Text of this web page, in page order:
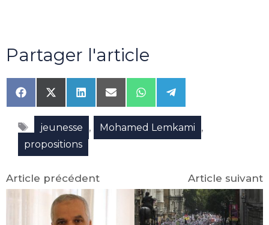
Partager l'article
Share
on
Facebook
Share
on
X
(Twitter)
Share
on
LinkedIn
Share
on
Email
Share
on
WhatsApp
Share
on
Telegram
Étiquettes
jeunesse , Mohamed Lemkami ,
propositions
Article précédent Article suivant